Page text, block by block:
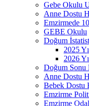
Gebe Okulu
Anne Dostu
Emzirmede
GEBE Okulu
Doğum
2025
2026
Doğum Sonu
Anne Dostu
Bebek Dostu
Emzirme
Emzirme